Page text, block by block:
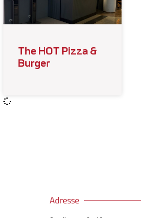
The HOT Pizza &
Burger
Adresse